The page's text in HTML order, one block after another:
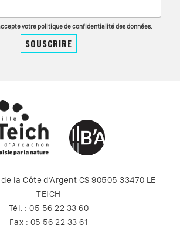
votre politique de confidentialité des données.
la Côte d’Argent CS 90505 33470 LE
TEICH
Tél. : 05 56 22 33 60
Fax : 05 56 22 33 61